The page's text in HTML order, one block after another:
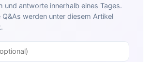
und antworte innerhalb eines Tages.
werden unter diesem Artikel